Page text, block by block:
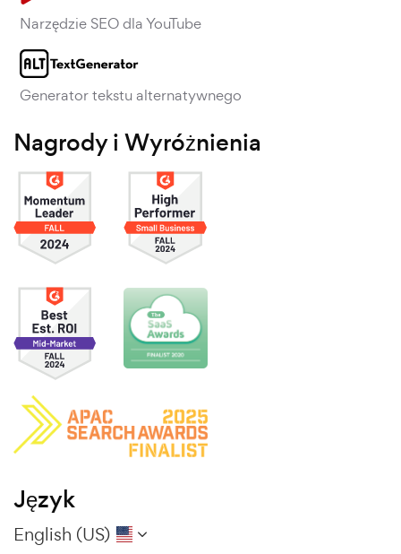
Narzędzie SEO dla YouTube
Generator tekstu alternatywnego
Nagrody i Wyróżnienia
Język
English (US)